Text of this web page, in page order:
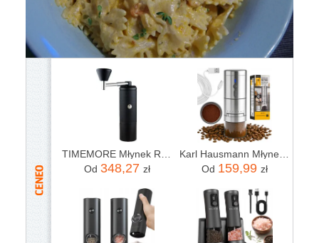
TIMEMORE Młynek Ręczny S3 do metod alternatywnych czarny (5720UNIW)
Od 348,27 zł
Karl Hausmann Młynek Elektryczny do kawy akumulatorowy USB-C srebrny/szary (5905155029997)
Od 159,99 zł